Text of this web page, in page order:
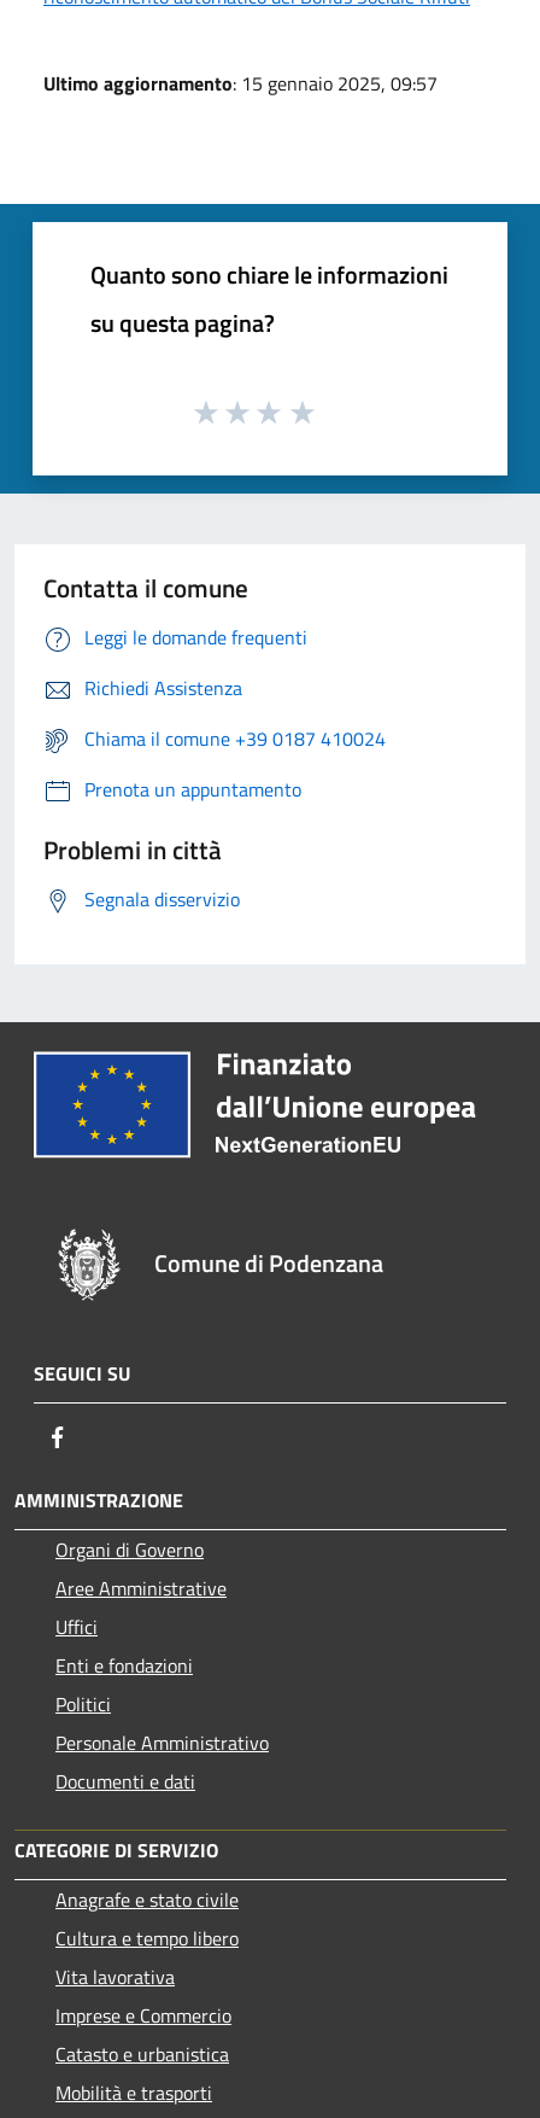
Ultimo aggiornamento: 15 gennaio 2025, 09:57
Quanto sono chiare le informazioni
su questa pagina?
Contatta il comune
Leggi le domande frequenti
Richiedi Assistenza
Chiama il comune +39 0187 410024
Prenota un appuntamento
Problemi in città
Segnala disservizio
Comune di Podenzana
SEGUICI SU
AMMINISTRAZIONE
Organi di Governo
Aree Amministrative
Uffici
Enti e fondazioni
Politici
Personale Amministrativo
Documenti e dati
CATEGORIE DI SERVIZIO
Anagrafe e stato civile
Cultura e tempo libero
Vita lavorativa
Imprese e Commercio
Catasto e urbanistica
Mobilità e trasporti